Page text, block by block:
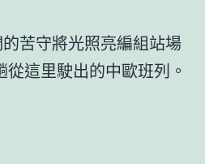
苦守將光照亮編組站場
這里駛出的中歐班列。